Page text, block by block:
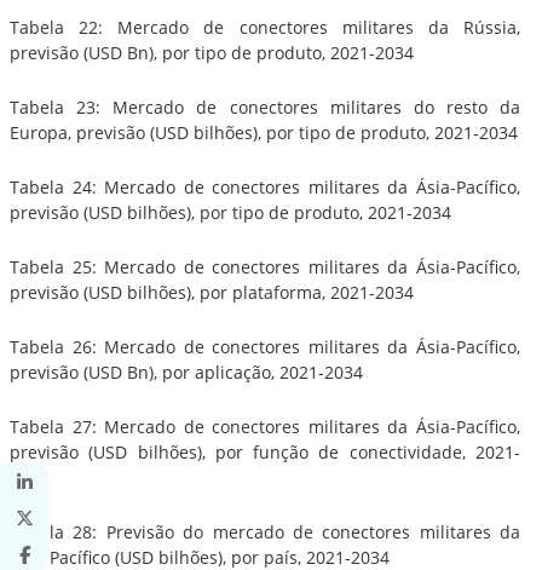
Tabela 22: Mercado de conectores militares da Rússia,
previsão (USD Bn), por tipo de produto, 2021-2034
Tabela 23: Mercado de conectores militares do resto da
Europa, previsão (USD bilhões), por tipo de produto, 2021-2034
Tabela 24: Mercado de conectores militares da Ásia-Pacífico,
previsão (USD bilhões), por tipo de produto, 2021-2034
Tabela 25: Mercado de conectores militares da Ásia-Pacífico,
previsão (USD bilhões), por plataforma, 2021-2034
Tabela 26: Mercado de conectores militares da Ásia-Pacífico,
previsão (USD Bn), por aplicação, 2021-2034
Tabela 27: Mercado de conectores militares da Ásia-Pacífico,
previsão (USD bilhões), por função de conectividade, 2021-
2034
Tabela 28: Previsão do mercado de conectores militares da
Ásia-Pacífico (USD bilhões), por país, 2021-2034